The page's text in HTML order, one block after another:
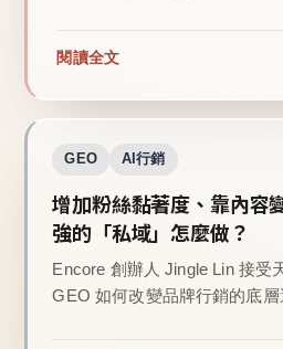
閱讀全文
GEO AI行銷
增加粉絲黏著度、靠內容
強的「私域」怎麼做？
Encore 創辦人 Jingle Lin 接受
GEO 如何改變品牌行銷的底層